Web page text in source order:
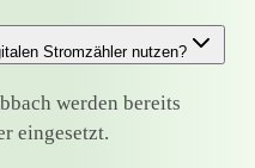
Stromzähler nutzen?
werden bereits
eingesetzt.